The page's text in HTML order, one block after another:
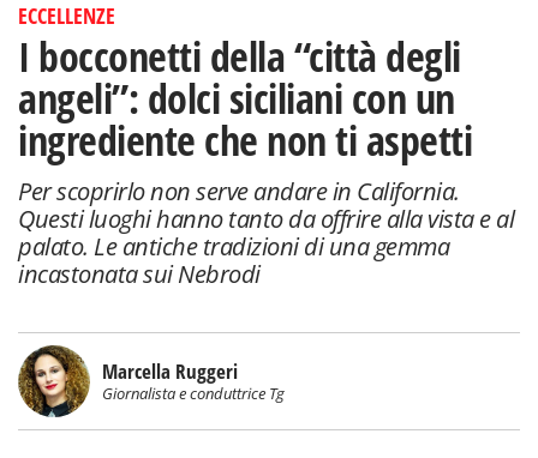
ECCELLENZE
I bocconetti della “città degli
angeli”: dolci siciliani con un
ingrediente che non ti aspetti
Per scoprirlo non serve andare in California.
Questi luoghi hanno tanto da offrire alla vista e al
palato. Le antiche tradizioni di una gemma
incastonata sui Nebrodi
Marcella Ruggeri
Giornalista e conduttrice Tg